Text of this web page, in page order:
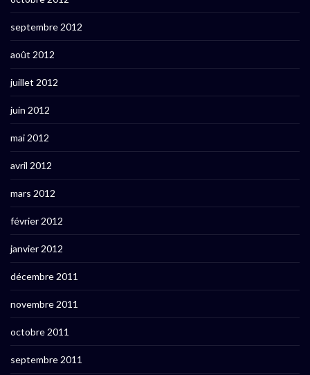
septembre 2012
août 2012
juillet 2012
juin 2012
mai 2012
avril 2012
mars 2012
février 2012
janvier 2012
décembre 2011
novembre 2011
octobre 2011
septembre 2011